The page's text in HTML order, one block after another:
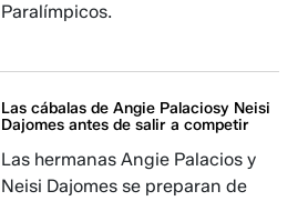
Paralímpicos.
Las cábalas de Angie Palaciosy Neisi
Dajomes antes de salir a competir
Las hermanas Angie Palacios y
Neisi Dajomes se preparan de